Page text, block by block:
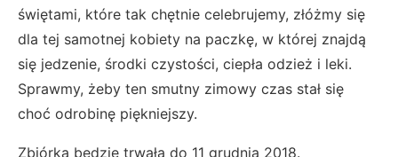
świętami, które tak chętnie celebrujemy, złóżmy się
dla tej samotnej kobiety na paczkę, w której znajdą
się jedzenie, środki czystości, ciepła odzież i leki.
Sprawmy, żeby ten smutny zimowy czas stał się
choć odrobinę piękniejszy.
Zbiórka będzie trwała do 11 grudnia 2018.